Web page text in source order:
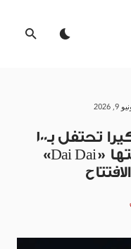
9, 2026
كأس العالم 2026.. شاكيرا تحتفل بـ100
مليون مشاهدة لأغنيتها «Dai Dai»